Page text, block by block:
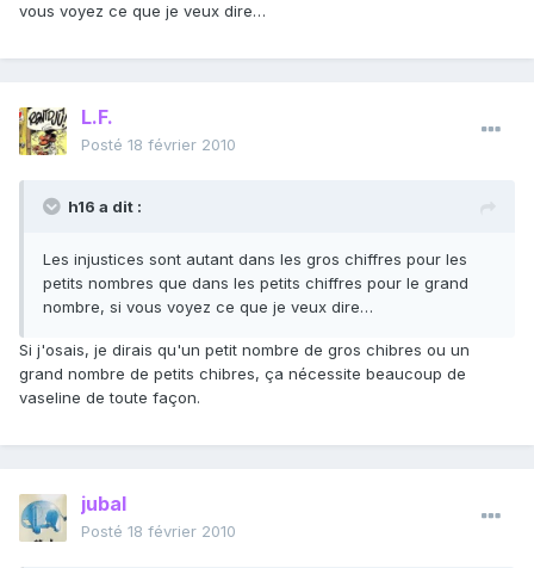
vous voyez ce que je veux dire…
L.F.
Posté 18 février 2010
h16 a dit :
Les injustices sont autant dans les gros chiffres pour les
petits nombres que dans les petits chiffres pour le grand
nombre, si vous voyez ce que je veux dire…
Si j'osais, je dirais qu'un petit nombre de gros chibres ou un
grand nombre de petits chibres, ça nécessite beaucoup de
vaseline de toute façon.
jubal
Posté 18 février 2010